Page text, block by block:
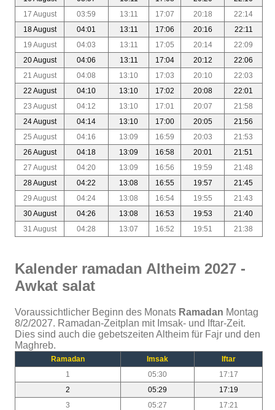
17 August
03:59 13:11 17:07 20:18
22:14
18 August
04:01 13:11 17:06 20:16
22:11
19 August
04:03 13:11 17:05 20:14
22:09
20 August
04:06 13:11 17:04 20:12
22:06
21 August
04:08 13:10 17:03 20:10
22:03
22 August
04:10 13:10 17:02 20:08
22:01
23 August
04:12 13:10 17:01 20:07
21:58
24 August
04:14 13:10 17:00 20:05
21:56
25 August
04:16 13:09 16:59 20:03
21:53
26 August
04:18 13:09 16:58 20:01
21:51
27 August
04:20 13:09 16:56 19:59
21:48
28 August
04:22 13:08 16:55 19:57
21:45
29 August
04:24 13:08 16:54 19:55
21:43
30 August
04:26 13:08 16:53 19:53
21:40
31 August
04:28 13:07 16:52 19:51 21:38
Kalender ramadan Altheim 2027 -
Awkat salat
Voraussichtlicher Beginn des Monats Ramadan Montag
8/2/2027. Ramadan-Zeitplan mit Imsak- und Iftar-Zeit.
Dies sind auch die gebetszeiten Altheim für Fajr und den
Maghreb.
Ramadan Imsak
Iftar
1
05:30
17:17
2
05:29
17:19
3
05:27
17:21